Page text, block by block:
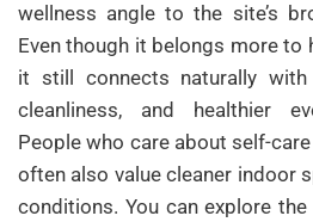
wellness angle to the site’s
Even though it belongs more to
it still connects naturally
cleanliness, and healthier
People who care about self-
often also value cleaner indoor
conditions. You can explore